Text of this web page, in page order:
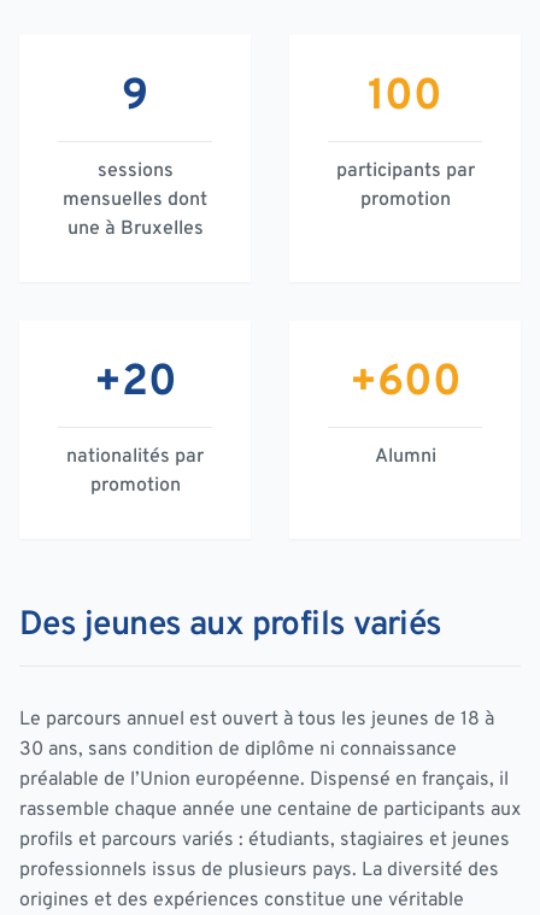
9
sessions
mensuelles dont
une à Bruxelles
100
participants par
promotion
+20
nationalités par
promotion
+600
Alumni
Des jeunes aux profils variés
Le parcours annuel est ouvert à tous les jeunes de 18 à
30 ans, sans condition de diplôme ni connaissance
préalable de l’Union européenne. Dispensé en français, il
rassemble chaque année une centaine de participants aux
profils et parcours variés : étudiants, stagiaires et jeunes
professionnels issus de plusieurs pays. La diversité des
origines et des expériences constitue une véritable